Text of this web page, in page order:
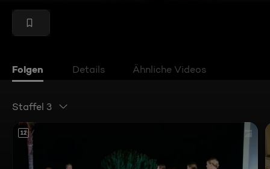
Folgen Details Ähnliche Videos
Staffel 3
12